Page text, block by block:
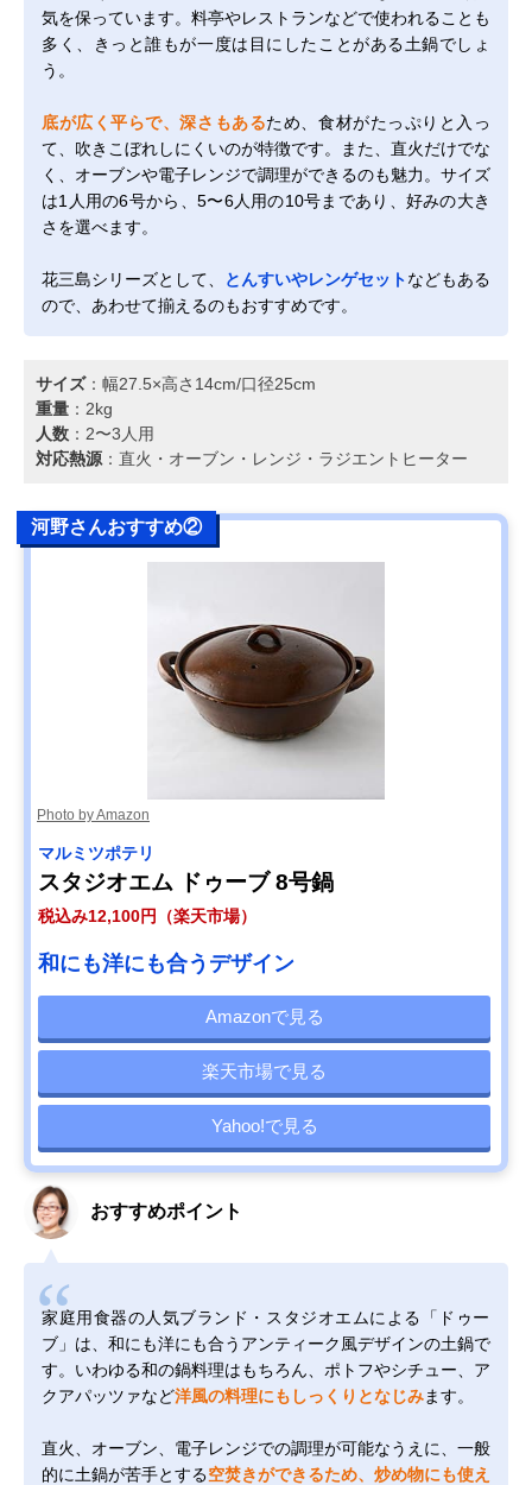
気を保っています。料亭やレストランなどで使われることも
多く、きっと誰もが一度は目にしたことがある土鍋でしょ
う。
底が広く平らで、深さもあるため、食材がたっぷりと入っ
て、吹きこぼれしにくいのが特徴です。また、直火だけでな
く、オーブンや電子レンジで調理ができるのも魅力。サイズ
は1人用の6号から、5〜6人用の10号まであり、好みの大き
さを選べます。
花三島シリーズとして、 とんすいやレンゲセットなどもある
ので、あわせて揃えるのもおすすめです。
サイズ：幅27.5×高さ14cm/口径25cm
重量 ：2kg
人数 ：2〜3人用
対応熱源 ：直火・オーブン・レンジ・ラジエントヒーター
河野さんおすすめ②
Photo by Amazon
マルミツポテリ
スタジオエム ドゥーブ 8号鍋
税込み12,100円（楽天市場）
和にも洋にも合うデザイン
Amazonで見る
楽天市場で見る
Yahoo!で見る
おすすめポイント
家庭用食器の人気ブランド・スタジオエムによる「ドゥー
ブ」は、和にも洋にも合うアンティーク風デザインの土鍋で
す。いわゆる和の鍋料理はもちろん、ポトフやシチュー、ア
クアパッツァなど洋風の料理にもしっくりとなじみます。
直火、オーブン、電子レンジでの調理が可能なうえに、一般
的に土鍋が苦手とする空焚きができるため、炒め物にも使え